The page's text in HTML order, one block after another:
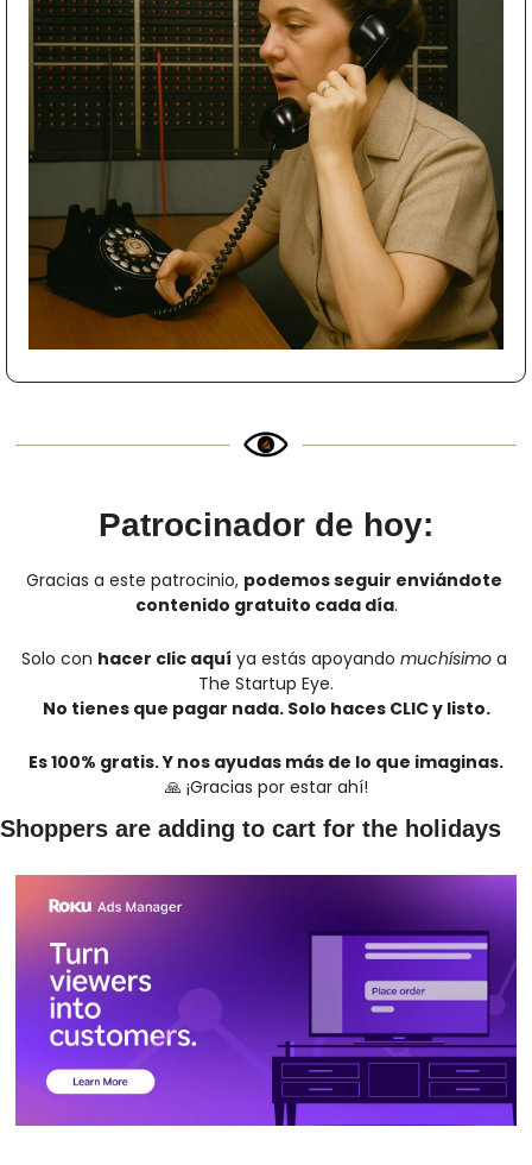
Patrocinador de hoy:
Gracias a este patrocinio, podemos seguir enviándote
contenido gratuito cada día.
Solo con hacer clic aquí ya estás apoyando muchísimo a
The Startup Eye.
No tienes que pagar nada. Solo haces CLIC y listo.
Es 100% gratis. Y nos ayudas más de lo que imaginas.
🙏 ¡Gracias por estar ahí!
Shoppers are adding to cart for the holidays